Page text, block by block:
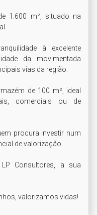
1.600 m², situado na
à excelente
da movimentada
vias da região.
de 100 m², ideal
comerciais ou de
procura investir num
de valorização.
Consultores, a sua
valorizamos vidas!